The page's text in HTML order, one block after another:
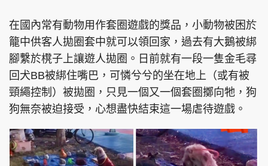
在國內常有動物用作套圈遊戲的獎品，小動物被困於
籠中供客人拋圈套中就可以領回家，過去有大鵝被綁
腳繫於櫈子上讓遊人拋圈。日前就有一段一隻金毛尋
回犬BB被綁住嘴巴，可憐兮兮的坐在地上（或有被
頸繩控制）被拋圈，只見一個又一個套圈擲向牠，狗
狗無奈被迫接受，心想盡快結束這一場虐待遊戲。